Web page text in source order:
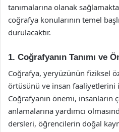
tanımalarına olanak
coğrafya konularının temel
durulacaktır.
1. Coğrafyanın Tanımı ve
Coğrafya, yeryüzünün fiziksel
örtüsünü ve insan faaliyetlerini
Coğrafyanın önemi,
anlamalarına yardımcı
dersleri, öğrencilerin doğal